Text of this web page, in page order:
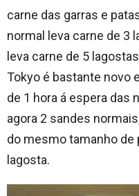
carne das garras e
normal leva carne de 3
leva carne de 5
Tokyo é bastante novo
de 1 hora á espera das
agora 2 sandes
do mesmo tamanho de
lagosta.